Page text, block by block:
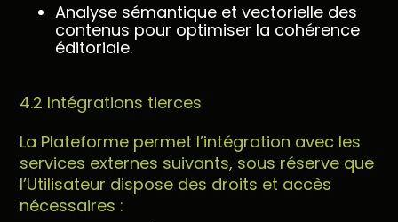
Analyse sémantique et vectorielle des
contenus pour optimiser la cohérence
éditoriale.
4.2 Intégrations tierces
La Plateforme permet l’intégration avec les
services externes suivants, sous réserve que
l’Utilisateur dispose des droits et accès
nécessaires :